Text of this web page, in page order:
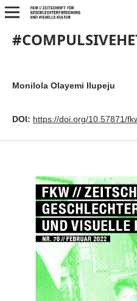
Monilola Olayemi Ilupeju
DOI: https://doi.org/10.57871/